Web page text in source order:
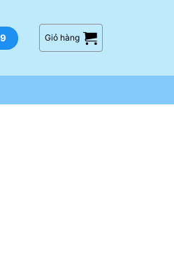
Giỏ hàng